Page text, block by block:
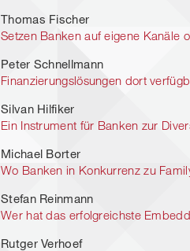
Thomas Fischer
Setzen Banken auf eigene Kanäle
Peter Schnellmann
Finanzierungslösungen dort
Silvan Hilfiker
Ein Instrument für Banken zur
Michael Borter
Wo Banken in Konkurrenz zu
Stefan Reinmann
Wer hat das erfolgreichste
Rutger Verhoef